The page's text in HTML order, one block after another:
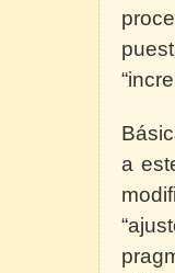
a